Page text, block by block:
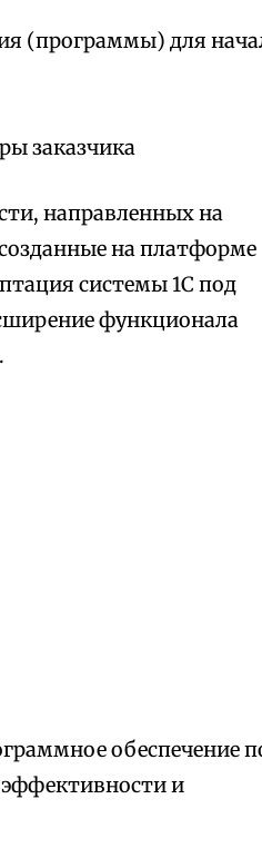
(программы) для
заказчика
направленных на
на платформе
системы 1С под
функционала
обеспечение
и